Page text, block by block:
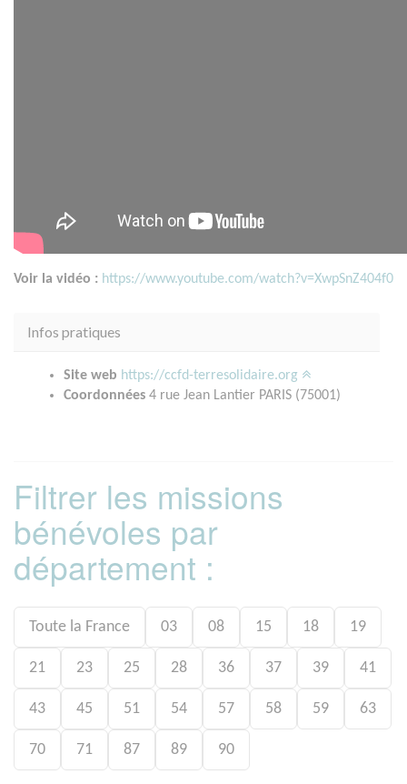
Voir la vidéo : https://www.youtube.com/watch?v=XwpSnZ404f0
Infos pratiques
Site web https://ccfd-terresolidaire.org
Coordonnées 4 rue Jean Lantier PARIS (75001)
Filtrer les missions
bénévoles par
département :
Toute la France 03 08 15 18 19
21 23 25 28 36 37 39 41
43 45 51 54 57 58 59 63
70 71 87 89 90